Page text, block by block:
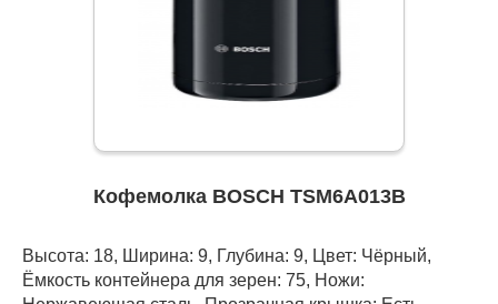
Кофемолка BOSCH TSM6A013B
Высота: 18, Ширина: 9, Глубина: 9, Цвет: Чёрный,
Ёмкость контейнера для зерен: 75, Ножи: